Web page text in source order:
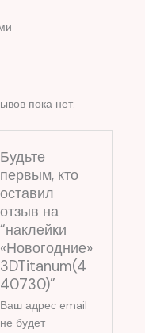
пока нет.
Будьте
первым, кто
оставил
отзыв на
“наклейки
«Новогодние»
3DTitanum(4
40730)”
Ваш адрес email
не будет